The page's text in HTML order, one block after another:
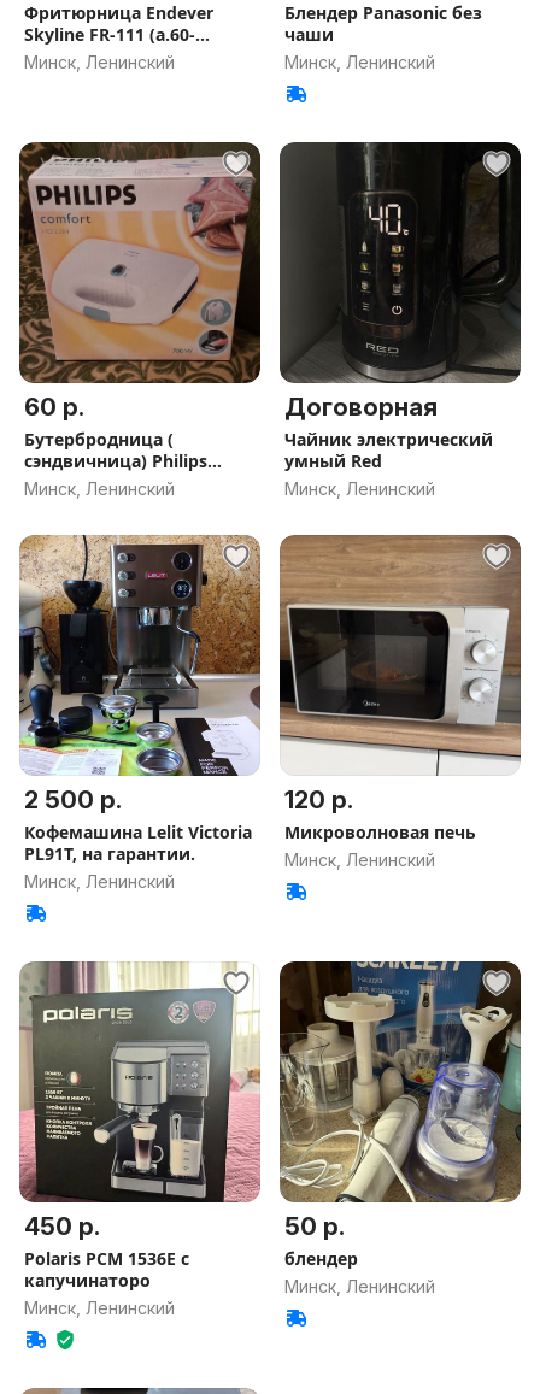
Фритюрница Endever
Skyline FR-111 (а.60-
019923)
Минск, Ленинский
Блендер Panasonic без
чаши
Минск, Ленинский
60 р.
Бутербродница (
сэндвичница) Philips
HD2384
Минск, Ленинский
Договорная
Чайник электрический
умный Red
Минск, Ленинский
2 500 р.
Кофемашина Lelit Victoria
PL91T, на гарантии.
Минск, Ленинский
120 р.
Микроволновая печь
Минск, Ленинский
450 р.
Polaris PCM 1536E с
капучинаторо
Минск, Ленинский
50 р.
блендер
Минск, Ленинский